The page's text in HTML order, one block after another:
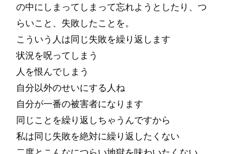
の中にしまってしまって忘れようとしたり、つ
らいこと、失敗したことを。
こういう人は同じ失敗を繰り返します
状況を呪ってしまう
人を恨んでしまう
自分以外のせいにする人ね
自分が一番の被害者になります
同じことを繰り返しちゃうんですから
私は同じ失敗を絶対に繰り返したくない